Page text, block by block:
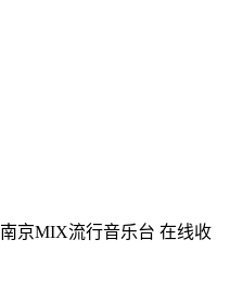
南京MIX流行音乐台 在线收